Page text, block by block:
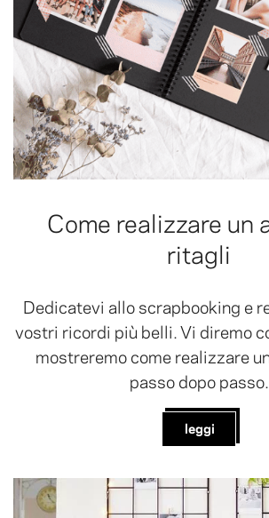
Come realizzare un
ritagli
Dedicatevi allo scrapbooking e
vostri ricordi più belli. Vi diremo
mostreremo come realizzare
passo dopo passo.
leggi